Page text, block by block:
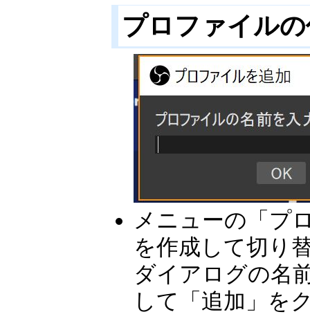
プロファイル
メニューの「プ
を作成して切り
ダイアログの名
して「追加」を